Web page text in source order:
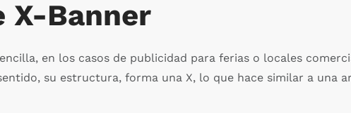
X-Banner
en los casos de publicidad para ferias o locales
su estructura, forma una X, lo que hace similar a una